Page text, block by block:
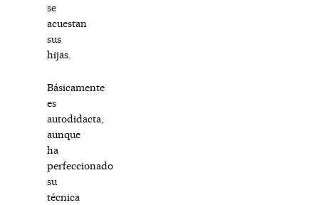
se
acuestan
sus
hijas.
Básicamente
es
autodidacta,
aunque
ha
perfeccionado
su
técnica